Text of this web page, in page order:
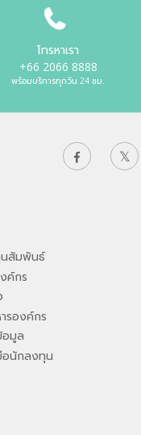
โทรหาเรา
+66 2066 8888
พร้อมบริการทุกวัน 24 ชม.
สัมพันธ์
ค์กร
รองค์กร
อมูล
อนักลงทุน